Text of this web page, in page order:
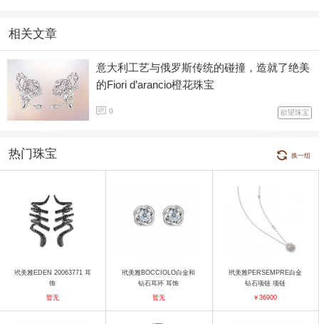
相关文章
意大利工艺与俄罗斯传统的碰撞，造就了绝美
的Fiori d’arancio橙花珠宝
0 欲望珠宝
热门珠宝 换一组
玳美雅EDEN 20063771 耳
饰
暂无
玳美雅BOCCIOLO白金和
钻石耳环 耳饰
暂无
玳美雅PERSEMPRE白金
钻石项链 项链
￥36900